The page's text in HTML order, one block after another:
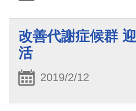
改善代謝症候群
活
2019/2/12